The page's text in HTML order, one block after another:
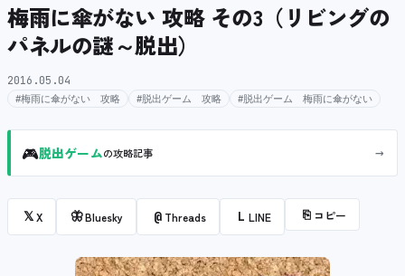
梅雨に傘がない 攻略 その3（リビングの
パネルの謎～脱出）
2016.05.04
#梅雨に傘がない 攻略 #脱出ゲーム 攻略 #脱出ゲーム 梅雨に傘がない
🎮脱出ゲームの攻略記事 →
𝕏X 🦋Bluesky @ Threads L LINE ⎘ コピー